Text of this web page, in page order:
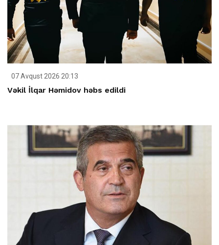
07 Avqust 2026 20:13
Vəkil İlqar Həmidov həbs edildi